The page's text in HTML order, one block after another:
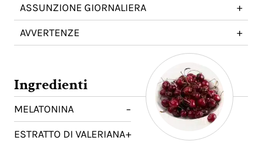
ASSUNZIONE GIORNALIERA
+
AVVERTENZE
+
Ingredienti
MELATONINA
−
ESTRATTO DI VALERIANA+